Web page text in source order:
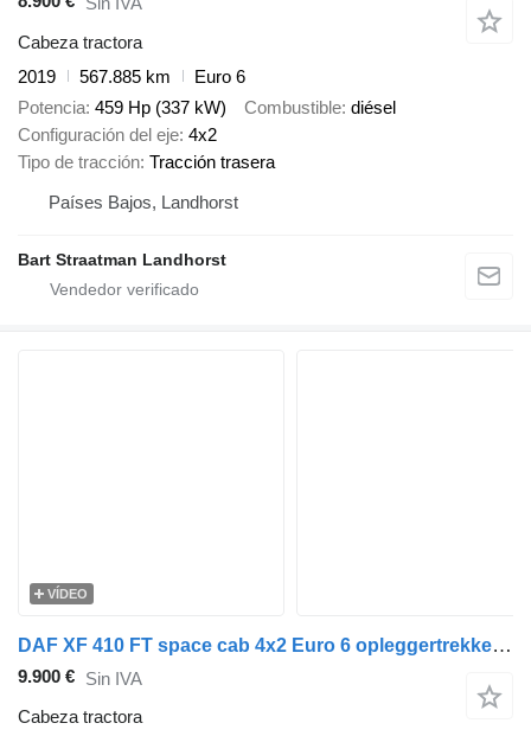
Cabeza tractora
2019
567.885 km
Euro 6
Potencia 459 Hp (337 kW) Combustible diésel
Configuración del eje 4x2
Tipo de tracción Tracción trasera
Países Bajos, Landhorst
Bart Straatman Landhorst
VÍDEO
DAF XF 410 FT space cab 4x2 Euro 6 opleggertrekker met 13 Liter moto
9.900 € Sin IVA
Cabeza tractora